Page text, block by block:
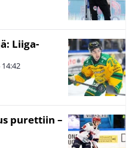
Liiga-
14:42
purettiin –